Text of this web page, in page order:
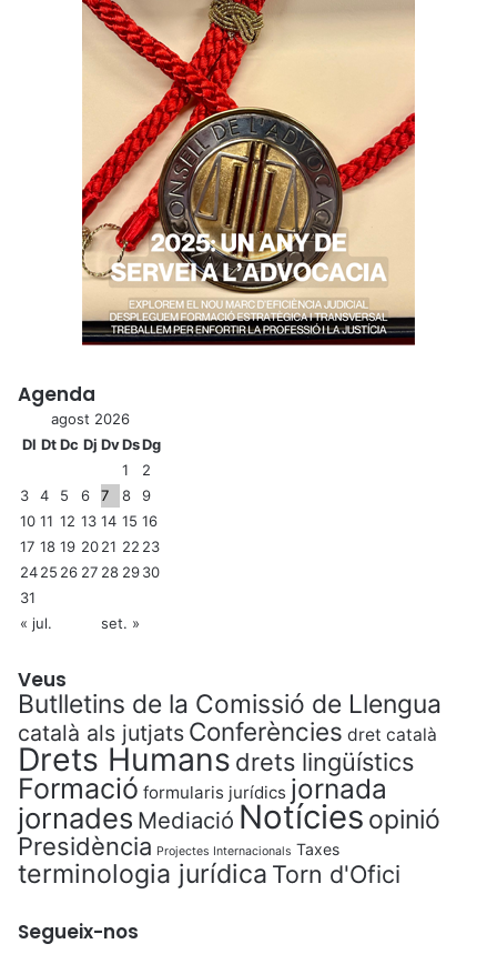
Agenda
agost 2026
Dl DtDc Dj DvDsDg
1
2
3
4 5 6 7 8
9
10 11 12 13 14 15 16
17 18 19 2021 22 23
2425 26 27 28 2930
31
« jul.
set. »
Veus
Butlletins de la Comissió de Llengua
català als jutjats Conferències dret català
Drets Humans drets lingüístics
Formació formularis jurídics jornada
jornades Mediació Notícies opinió
Presidència Projectes Internacionals Taxes
terminologia jurídica Torn d'Ofici
Segueix-nos